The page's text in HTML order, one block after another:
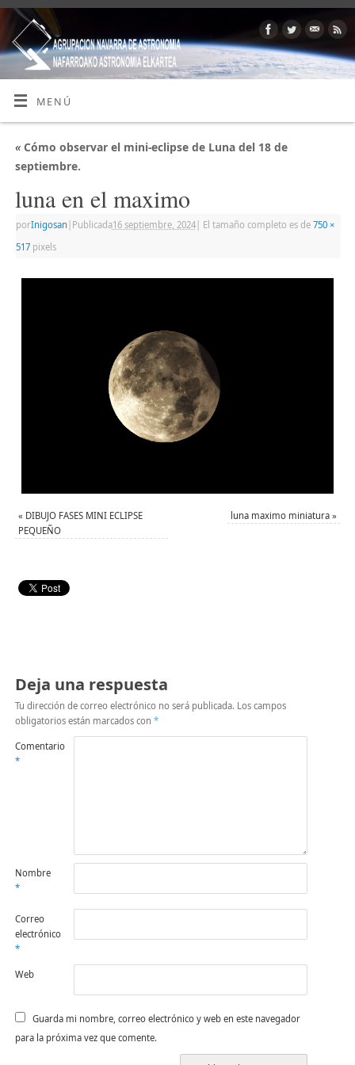
MENÚ
«Cómo observar el mini-eclipse de Luna del 18 de
septiembre.
luna en el maximo
porInigosan Publicada16 septiembre, 2024| El tamaño completo es de 750 ×
517pixels
« DIBUJO FASES MINI ECLIPSE
PEQUEÑO
luna maximo miniatura »
Deja una respuesta
Tu dirección de correo electrónico no será publicada. Los campos
obligatorios están marcados con *
Comentario
*
Nombre
*
Correo
electrónico
*
Web
Guarda mi nombre, correo electrónico y web en este navegador
para la próxima vez que comente.